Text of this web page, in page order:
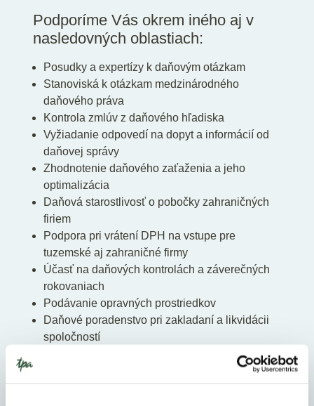
Podporíme Vás okrem iného aj v
nasledovných oblastiach:
Posudky a expertízy k daňovým otázkam
Stanoviská k otázkam medzinárodného
daňového práva
Kontrola zmlúv z daňového hľadiska
Vyžiadanie odpovedí na dopyt a informácií od
daňovej správy
Zhodnotenie daňového zaťaženia a jeho
optimalizácia
Daňová starostlivosť o pobočky zahraničných
firiem
Podpora pri vrátení DPH na vstupe pre
tuzemské aj zahraničné firmy
Účasť na daňových kontrolách a záverečných
rokovaniach
Podávanie opravných prostriedkov
Daňové poradenstvo pri zakladaní a likvidácii
spoločností